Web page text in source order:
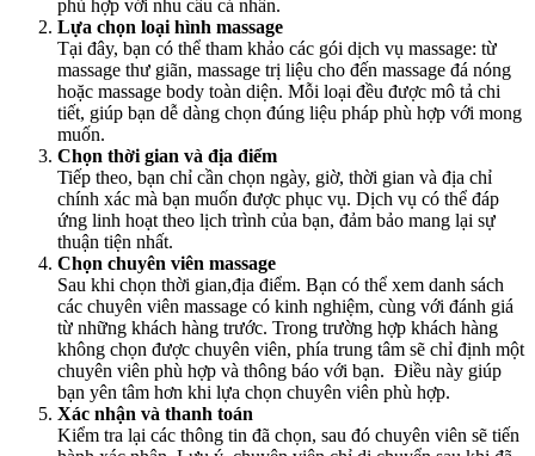
phù hợp với nhu cầu cá nhân.
Lựa chọn loại hình massage
Tại đây, bạn có thể tham khảo các gói dịch vụ massage: từ
massage thư giãn, massage trị liệu cho đến massage đá nóng
hoặc massage body toàn diện. Mỗi loại đều được mô tả chi
tiết, giúp bạn dễ dàng chọn đúng liệu pháp phù hợp với mong
muốn.
Chọn thời gian và địa điểm
Tiếp theo, bạn chỉ cần chọn ngày, giờ, thời gian và địa chỉ
chính xác mà bạn muốn được phục vụ. Dịch vụ có thể đáp
ứng linh hoạt theo lịch trình của bạn, đảm bảo mang lại sự
thuận tiện nhất.
Chọn chuyên viên massage
Sau khi chọn thời gian,địa điểm. Bạn có thể xem danh sách
các chuyên viên massage có kinh nghiệm, cùng với đánh giá
từ những khách hàng trước. Trong trường hợp khách hàng
không chọn được chuyên viên, phía trung tâm sẽ chỉ định một
chuyên viên phù hợp và thông báo với bạn. Điều này giúp
bạn yên tâm hơn khi lựa chọn chuyên viên phù hợp.
Xác nhận và thanh toán
Kiểm tra lại các thông tin đã chọn, sau đó chuyên viên sẽ tiến